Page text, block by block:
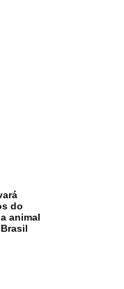
do
animal